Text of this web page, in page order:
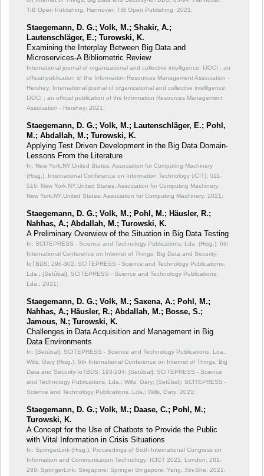
TIB Open Publishing; Hannover: TIB Open Publishing; 2021;
Staegemann, D. G.; Volk, M.; Shakir, A.;
Lautenschläger, E.; Turowski, K.
Examining the Interplay Between Big Data and
Microservices-A Bibliometric Review
International journal of organizational and collective intelligence: IJOCI ; an
official publication of the Information Resources Management Association -
Hershey; International journal of organizational and collective intelligence:
IJOCI ; an official publication of the Information Resources Management
Association - Hershey; 2021;
Staegemann, D. G.; Volk, M.; Lautenschläger, E.; Pohl,
M.; Abdallah, M.; Turowski, K.
Applying Test Driven Development in the Big Data Domain-
Lessons From the Literature
In: New York,NY,United States: Association for Computing Machinery
(Hrsg.): International Conference on Information Technology (ICIT); 511-
516; New York,NY,United States: Association for Computing Machinery;
New York,NY,United States: Association for Computing Machinery; 2021;
Staegemann, D. G.; Volk, M.; Pohl, M.; Häusler, R.;
Nahhas, A.; Abdallah, M.; Turowski, K.
A Preliminary Overwiew of the Situation in Big Data Testing
In: SCITEPRESS - Science and Technology Publications, Lda. (Hrsg.): 6th
International Conference on Internet of Things, Big Data and Security-
IoTBDS; 296-302; SCITEPRESS - Science and Technology Publications,
Lda.; [Setúbal]: SCITEPRESS - Science and Technology Publications,
Lda.; 2021;
Staegemann, D. G.; Volk, M.; Saxena, A.; Pohl, M.;
Nahhas, A.; Häusler, R.; Abdallah, M.; Bosse, S.;
Jamous, N.; Turowski, K.
Challenges in Data Acquisition and Management in Big
Data Environments
In: [Setúbal]: SCITEPRESS - Science and Technology Publications, Lda.;
Wills, Gary (Hrsg.): 6th International Conference on Internet of Things, Big
Data and Security-IoTBDS; 193-204; [Setúbal]: SCITEPRESS - Science
and Technology Publications, Lda.; Wills, Gary; [Setúbal]: SCITEPRESS -
Science and Technology Publications, Lda.; Wills, Gary; 2021;
Staegemann, D. G.; Volk, M.; Daase, C.; Pohl, M.;
Turowski, K.
A Concept for the Use of Chatbots to Provide the Public
with Vital Information in Crisis Situations
In: SpringerLink (Hrsg.): Proceedings of Sixth International Congress on
Information and Communication Technology: ICICT 2021, London; 281-
289; SpringerLink; Singapore: Springer Singapore; Yang, Xin-She; 2021;